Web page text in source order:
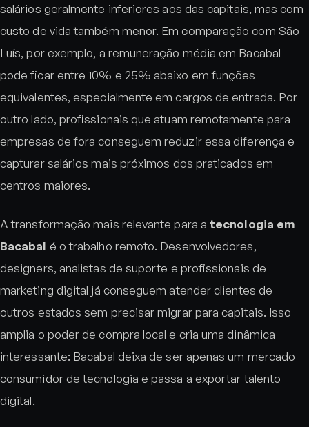
salários geralmente inferiores aos das capitais, mas com
custo de vida também menor. Em comparação com São
Luís, por exemplo, a remuneração média em Bacabal
pode ficar entre 10% e 25% abaixo em funções
equivalentes, especialmente em cargos de entrada. Por
outro lado, profissionais que atuam remotamente para
empresas de fora conseguem reduzir essa diferença e
capturar salários mais próximos dos praticados em
centros maiores.
A transformação mais relevante para atecnologia em
Bacabal é o trabalho remoto. Desenvolvedores,
designers, analistas de suporte e profissionais de
marketing digital já conseguem atender clientes de
outros estados sem precisar migrar para capitais. Isso
amplia o poder de compra local e cria uma dinâmica
interessante: Bacabal deixa de ser apenas um mercado
consumidor de tecnologia e passa a exportar talento
digital.